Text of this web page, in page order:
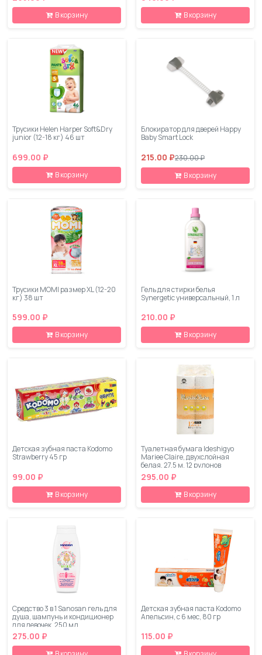
В корзину В корзину
Трусики Helen Harper Soft&Dry
junior (12-18 кг) 46 шт
699.00 ₽
В корзину
Блокиратор для дверей Happy
Baby Smart Lock
215.00 ₽230.00 ₽
В корзину
Трусики MOMI размер XL (12-20
кг) 38 шт
599.00 ₽
В корзину
Гель для стирки белья
Synergetic универсальный, 1 л
210.00 ₽
В корзину
Детская зубная паста Kodomo
Strawberry 45 гр
99.00 ₽
В корзину
Туалетная бумага Ideshigyo
Mariee Claire, двухслойная
белая, 27.5 м, 12 рулонов
295.00 ₽
В корзину
Средство 3 в 1 Sanosan гель для
душа, шампунь и кондиционер
для девочек, 250 мл
275.00 ₽
Детская зубная паста Kodomo
Апельсин, с 6 мес, 80 гр
115.00 ₽